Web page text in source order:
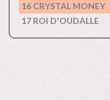
16 CRYSTAL MONEY
17 ROI D'OUDALLE